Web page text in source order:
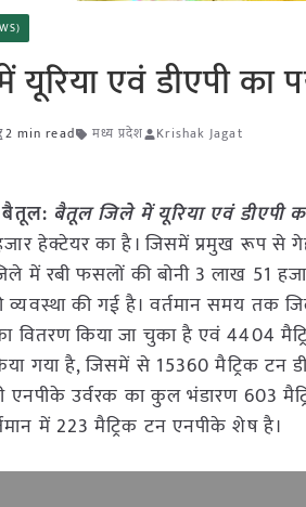
एवं डीएपी का
2 min read मध्य प्रदेश Krishak Jagat
बैतूल: बैतूल जिले में यूरिया एवं डीएपी
हेक्टेयर का है। जिसमें प्रमुख रूप से
में रबी फसलों की बोनी 3 लाख 51
व्यवस्था की गई है। वर्तमान समय तक
वितरण किया जा चुका है एवं 4404
गया है, जिसमें से 15360 मैट्रिक टन
एनपीके उर्वरक का कुल भंडारण 603
में 223 मैट्रिक टन एनपीके शेष है।